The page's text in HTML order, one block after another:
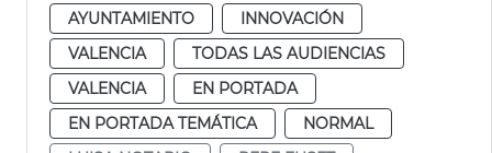
AYUNTAMIENTO
INNOVACIÓN
VALENCIA
TODAS LAS AUDIENCIAS
VALENCIA
EN PORTADA
EN PORTADA TEMÁTICA
NORMAL